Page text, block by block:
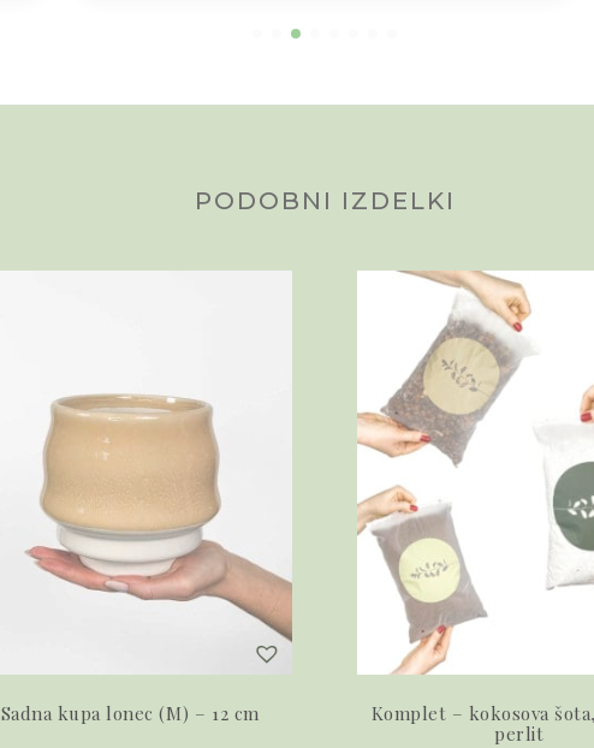
PODOBNI IZDELKI
Sadna kupa lonec (M) – 12 cm
Komplet – kokosova
perlit